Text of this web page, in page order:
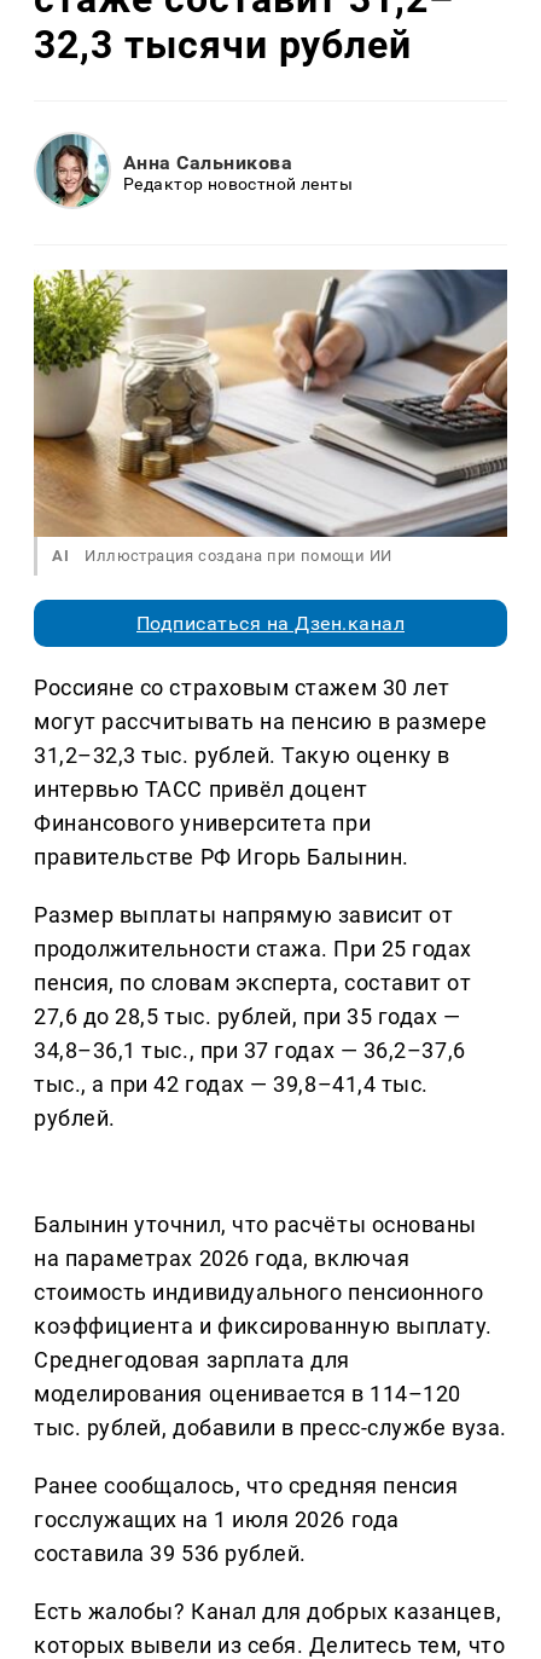
32,3 тысячи рублей
Анна Сальникова
Редактор новостной ленты
AI Иллюстрация создана при помощи ИИ
Подписаться на Дзен.канал
Россияне со страховым стажем 30 лет
могут рассчитывать на пенсию в размере
31,2–32,3 тыс. рублей. Такую оценку в
интервью ТАСС привёл доцент
Финансового университета при
правительстве РФ Игорь Балынин.
Размер выплаты напрямую зависит от
продолжительности стажа. При 25 годах
пенсия, по словам эксперта, составит от
27,6 до 28,5 тыс. рублей, при 35 годах —
34,8–36,1 тыс., при 37 годах — 36,2–37,6
тыс., а при 42 годах — 39,8–41,4 тыс.
рублей.
Балынин уточнил, что расчёты основаны
на параметрах 2026 года, включая
стоимость индивидуального пенсионного
коэффициента и фиксированную выплату.
Среднегодовая зарплата для
моделирования оценивается в 114–120
тыс. рублей, добавили в пресс-службе вуза.
Ранее сообщалось, что средняя пенсия
госслужащих на 1 июля 2026 года
составила 39 536 рублей.
Есть жалобы? Канал для добрых казанцев,
которых вывели из себя. Делитеcь тем, что